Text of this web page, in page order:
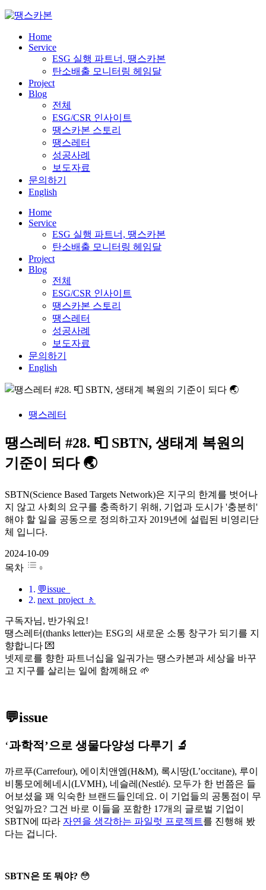
Skip
contentHome
Service
ESG 실행 파트너, 땡스카본
탄소배출 모니터링 헤임달
Project
Blog
전체
ESG/CSR 인사이트
땡스카본 스토리
땡스레터
성공사례
보도자료
문의하기
English
Home
Service
ESG 실행 파트너, 땡스카본
탄소배출 모니터링 헤임달
Project
Blog
전체
ESG/CSR 인사이트
땡스카본 스토리
땡스레터
성공사례
보도자료
문의하기
English
땡스레터
땡스레터 #28. 📮 SBTN, 생태계 복원의
기준이 되다 🌏
SBTN(Science Based Targets Network)은 지구의 한계를 벗어나
지 않고 사회의 요구를 충족하기 위해, 기업과 도시가 '충분히'
해야 할 일을 공동으로 정의하고자 2019년에 설립된 비영리단
체 입니다.
2024-10-09
목차
💬issue
next project 🚶
구독자님, 반가워요!
땡스레터(thanks letter)는 ESG의 새로운 소통 창구가 되기를 지
향합니다 💌
넷제로를 향한 파트너십을 일궈가는 땡스카본과 세상을 바꾸
고 지구를 살리는 일에 함께해요 🌱
💬issue
‘과학적’으로 생물다양성 다루기 🔬
까르푸(Carrefour), 에이치앤엠(H&M), 록시땅(L’occitane), 루이
비통모에헤네시(LVMH), 네슬레(Nestlé). 모두가 한 번쯤은 들
어보셨을 꽤 익숙한 브랜드들인데요. 이 기업들의 공통점이 무
엇일까요? 그건 바로 이들을 포함한 17개의 글로벌 기업이
SBTN에 따라 자연을 생각하는 파일럿 프로젝트를 진행해 봤
다는 겁니다.
SBTN은 또 뭐야? 😳